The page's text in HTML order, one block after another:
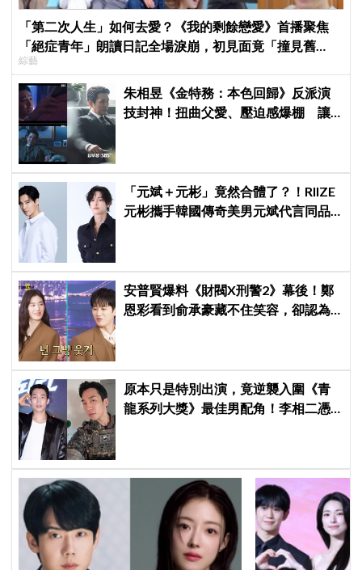
「第二次人生」如何去愛？《我的剩餘戀愛》首播聚焦
「絕症青年」朗讀日記全場淚崩，初見面竟「撞見舊
識」！
綜藝
朱相昱《金特務：本色回歸》反派演
技封神！扭曲父愛、壓迫感爆棚 讓
「元斌＋元彬」竟然合體了？！RIIZE
元彬攜手韓國傳奇美男元斌代言同品
安普賢爆料《財閥X刑警2》幕後！鄭
恩彩看到俞承豪藏不住笑容，卻認為
原本只是特別出演，竟逆襲入圍《青
龍系列大獎》最佳男配角！李相二憑